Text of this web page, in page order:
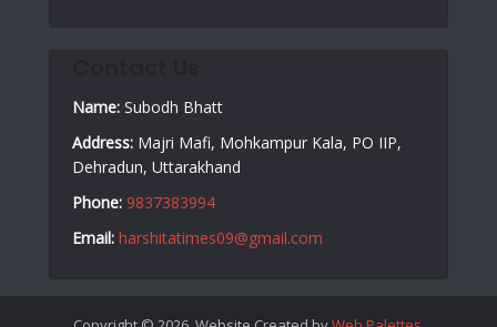
Name: Subodh Bhatt
Address: Majri Mafi, Mohkampur Kala, PO IIP,
Dehradun, Uttarakhand
Phone: 9837383994
Email: harshitatimes09@gmail.com